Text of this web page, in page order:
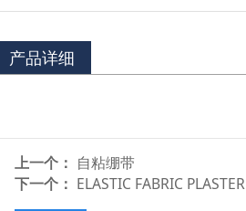
产品详细
上一个： 自粘绷带
下一个： ELASTIC FABRIC PLASTER